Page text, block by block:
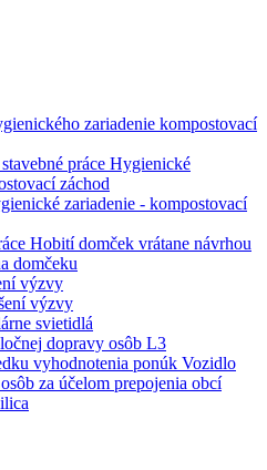
zariadenie kompostovací
práce Hygienické
záchod
zariadenie - kompostovací
Hobití domček vrátane návrhou
domčeku
výzvy
výzvy
svietidlá
dopravy osôb L3
vyhodnotenia ponúk Vozidlo
za účelom prepojenia obcí